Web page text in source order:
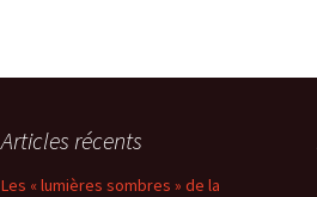
Articles récents
Les « lumières sombres » de la